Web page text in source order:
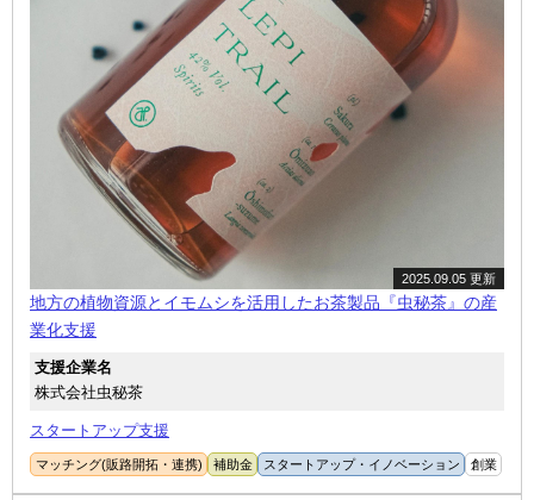
2025.09.05 更新
地方の植物資源とイモムシを活用したお茶製品『虫秘茶』の産
業化支援
支援企業名
株式会社虫秘茶
スタートアップ支援
マッチング(販路開拓・連携) 補助金 スタートアップ・イノベーション 創業